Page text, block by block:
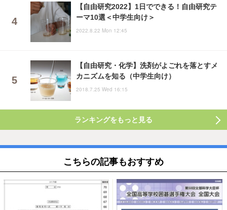
【自由研究2022】1日でできる！自由研究テ
ーマ10選＜中学生向け＞
2022.8.22 Mon 12:45
【自由研究・化学】洗剤がよごれを落とすメ
カニズムを知る（中学生向け）
2018.7.25 Wed 16:15
ランキングをもっと見る
こちらの記事もおすすめ